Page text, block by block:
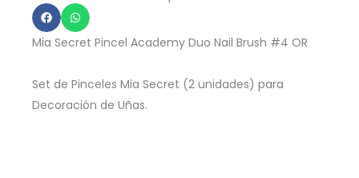
Duo
Nail
N°04
cantidad
Mia Secret Pincel Academy Duo Nail Brush #4 OR
Set de Pinceles Mia Secret (2 unidades) para
Decoración de Uñas.